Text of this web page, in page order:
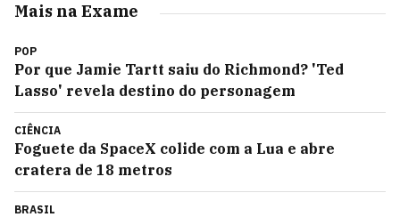
Mais na Exame
POP
Por que Jamie Tartt saiu do Richmond? 'Ted
Lasso' revela destino do personagem
CIÊNCIA
Foguete da SpaceX colide com a Lua e abre
cratera de 18 metros
BRASIL